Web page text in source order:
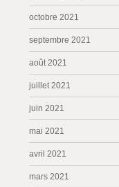
octobre 2021
septembre 2021
août 2021
juillet 2021
juin 2021
mai 2021
avril 2021
mars 2021